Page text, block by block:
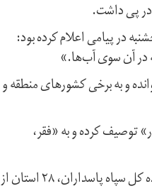
دیگر نامزد معترض به نتایج انتخابات سال ۱۳۸۸، روز پنجشنبه در پیامی اعلام کرده بود:
در آن سوی آب‌ها.»
و به برخی کشورهای منطقه و
توصیف کرده و به «فقر،
اعتراضات سراسری در پی افزایش قیمت بنزین آغاز شد و به گفته علی فدوی، جانشین فرمانده کل سپاه پاسداران، ۲۸ استان از